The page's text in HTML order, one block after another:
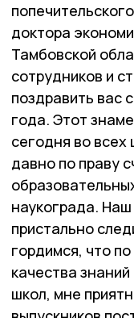
доктора
Тамбовской
сотрудников и
поздравить вас
года. Этот
сегодня во всех
давно по праву
наукограда.
пристально
гордимся, что
качества
школ, мне